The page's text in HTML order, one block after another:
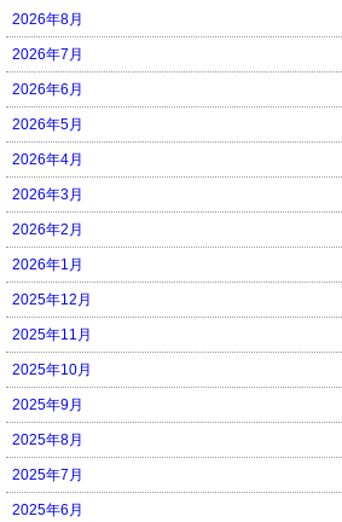
2026年8月
2026年7月
2026年6月
2026年5月
2026年4月
2026年3月
2026年2月
2026年1月
2025年12月
2025年11月
2025年10月
2025年9月
2025年8月
2025年7月
2025年6月